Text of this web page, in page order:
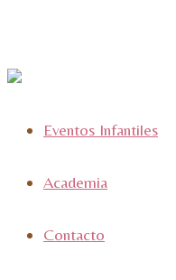
Eventos Infantiles
Academia
Contacto